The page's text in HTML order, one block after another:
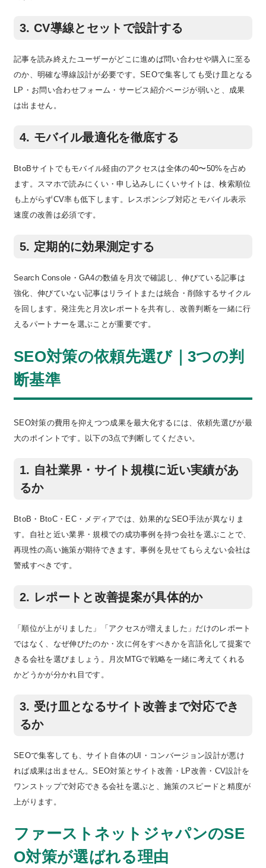
3. CV導線とセットで設計する
記事を読み終えたユーザーがどこに進めば問い合わせや購入に至る
のか、明確な導線設計が必要です。SEOで集客しても受け皿となる
LP・お問い合わせフォーム・サービス紹介ページが弱いと、成果
は出ません。
4. モバイル最適化を徹底する
BtoBサイトでもモバイル経由のアクセスは全体の40〜50%を占め
ます。スマホで読みにくい・申し込みしにくいサイトは、検索順位
も上がらずCV率も低下します。レスポンシブ対応とモバイル表示
速度の改善は必須です。
5. 定期的に効果測定する
Search Console・GA4の数値を月次で確認し、伸びている記事は
強化、伸びていない記事はリライトまたは統合・削除するサイクル
を回します。発注先と月次レポートを共有し、改善判断を一緒に行
えるパートナーを選ぶことが重要です。
SEO対策の依頼先選び｜3つの判
断基準
SEO対策の費用を抑えつつ成果を最大化するには、依頼先選びが最
大のポイントです。以下の3点で判断してください。
1. 自社業界・サイト規模に近い実績があ
るか
BtoB・BtoC・EC・メディアでは、効果的なSEO手法が異なりま
す。自社と近い業界・規模での成功事例を持つ会社を選ぶことで、
再現性の高い施策が期待できます。事例を見せてもらえない会社は
警戒すべきです。
2. レポートと改善提案が具体的か
「順位が上がりました」「アクセスが増えました」だけのレポート
ではなく、なぜ伸びたのか・次に何をすべきかを言語化して提案で
きる会社を選びましょう。月次MTGで戦略を一緒に考えてくれる
かどうかが分かれ目です。
3. 受け皿となるサイト改善まで対応でき
るか
SEOで集客しても、サイト自体のUI・コンバージョン設計が悪け
れば成果は出ません。SEO対策とサイト改善・LP改善・CV設計を
ワンストップで対応できる会社を選ぶと、施策のスピードと精度が
上がります。
ファーストネットジャパンのSE
O対策が選ばれる理由